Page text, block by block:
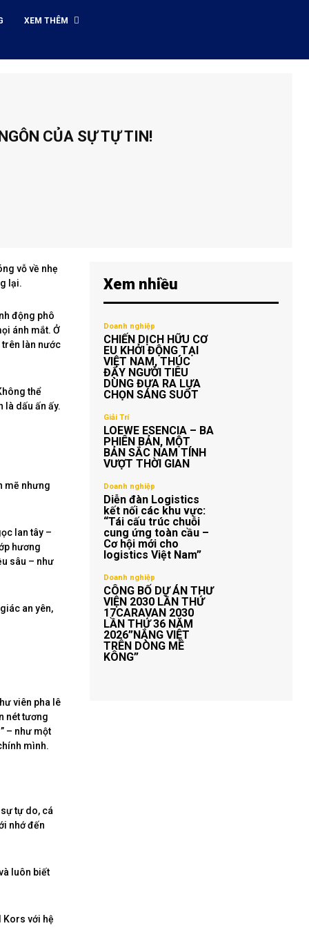
XEM THÊM
CỦA SỰ TỰ TIN!
vỗ về nhẹ
lại.
động phô
ánh mắt. Ở
trên làn nước
thể
là dấu ấn ấy.
mẽ nhưng
lan tây –
hương
sâu – như
an yên,
viên pha lê
nét tương
– như một
mình.
tự do, cá
nhớ đến
luôn biết
Kors với hệ
Xem nhiều
Doanh nghiệp
CHIẾN DỊCH HỮU CƠ
EU KHỞI ĐỘNG TẠI
VIỆT NAM, THÚC
ĐẨY NGƯỜI TIÊU
DÙNG ĐƯA RA LỰA
CHỌN SÁNG SUỐT
Giải Trí
LOEWE ESENCIA – BA
PHIÊN BẢN, MỘT
BẢN SẮC NAM TÍNH
VƯỢT THỜI GIAN
Doanh nghiệp
Diễn đàn Logistics
kết nối các khu vực:
“Tái cấu trúc chuỗi
cung ứng toàn cầu –
Cơ hội mới cho
logistics Việt Nam”
Doanh nghiệp
CÔNG BỐ DỰ ÁN THƯ
VIỆN 2030 LẦN THỨ
17CARAVAN 2030
LẦN THỨ 36 NĂM
2026”NẮNG VIỆT
TRÊN DÒNG MÊ
KÔNG”